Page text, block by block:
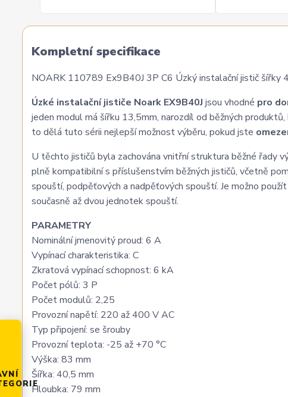
Kompletní specifikace
NOARK 110789 Ex9B40J 3P C6 Úzký instalační jistič šířky
Úzké instalační jističe Noark EX9B40J jsou vhodné pro
jeden modul má šířku 13,5mm, narozdíl od běžných
to dělá tuto sérii nejlepší možnost výběru, pokud jste
U těchto jističů byla zachována vnitřní struktura běžné řady
plně kompatibilní s příslušenstvím běžných jističů, včetně
spouští, podpěťových a nadpěťových spouští. Je možno
současně až dvou jednotek spouští.
PARAMETRY
Nominální jmenovitý proud: 6 A
Vypínací charakteristika: C
Zkratová vypínací schopnost: 6 kA
Počet pólů: 3 P
Počet modulů: 2,25
Provozní napětí: 220 až 400 V AC
Typ připojení: se šrouby
Provozní teplota: -25 až +70 °C
Výška: 83 mm
Šířka: 40,5 mm
Hloubka: 79 mm